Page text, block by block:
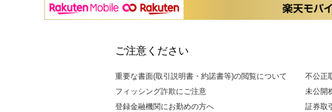
ご注意ください
重要な書面(取引説明書・約諾書等)の閲覧について
フィッシング詐欺にご注意
登録金融機関にお勤めの方へ
不公正
未公開
証券取